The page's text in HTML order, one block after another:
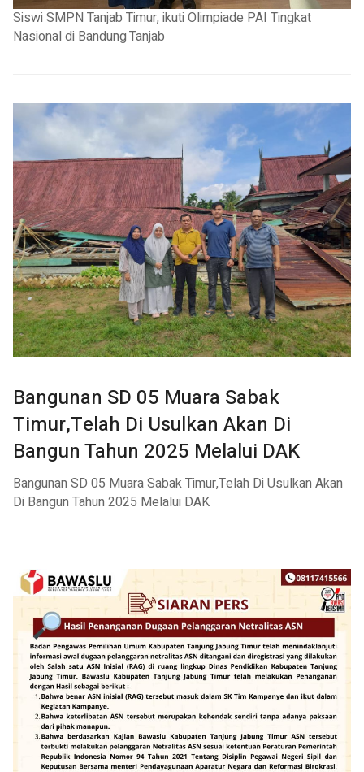
Siswi SMPN Tanjab Timur, ikuti Olimpiade PAI Tingkat
Nasional di BandungTanjab
Bangunan SD 05 Muara Sabak
Timur,Telah Di Usulkan Akan Di
Bangun Tahun 2025 Melalui DAK
Bangunan SD 05 Muara Sabak Timur,Telah Di Usulkan Akan
Di Bangun Tahun 2025 Melalui DAK